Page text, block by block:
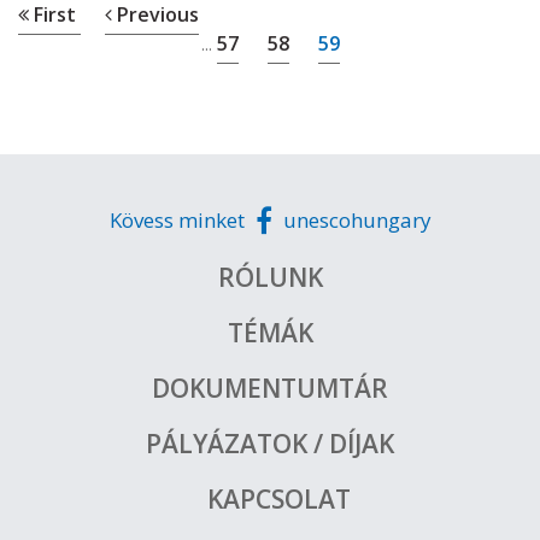
First Previous
... 57 58 59
Kövess minket unescohungary
RÓLUNK
TÉMÁK
DOKUMENTUMTÁR
PÁLYÁZATOK / DÍJAK
KAPCSOLAT